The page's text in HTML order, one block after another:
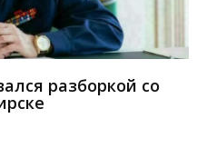
разборкой со